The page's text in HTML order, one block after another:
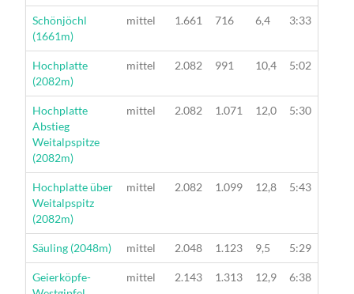
Wanderung
Schönjöchl
(1661m)
mittel 1.661 716 6,4 3:33
Wanderung
Hochplatte
(2082m)
mittel 2.082 991 10,4 5:02
Wanderung
Hochplatte
Abstieg
Weitalpspitze
(2082m)
mittel 2.082 1.071 12,0 5:30
Wanderung
Hochplatte über
Weitalpspitz
(2082m)
mittel 2.082 1.099 12,8 5:43
Wanderung
Säuling (2048m) mittel 2.048 1.123 9,5 5:29
Wanderung
Geierköpfe-
mittel 2.143 1.313 12,9 6:38